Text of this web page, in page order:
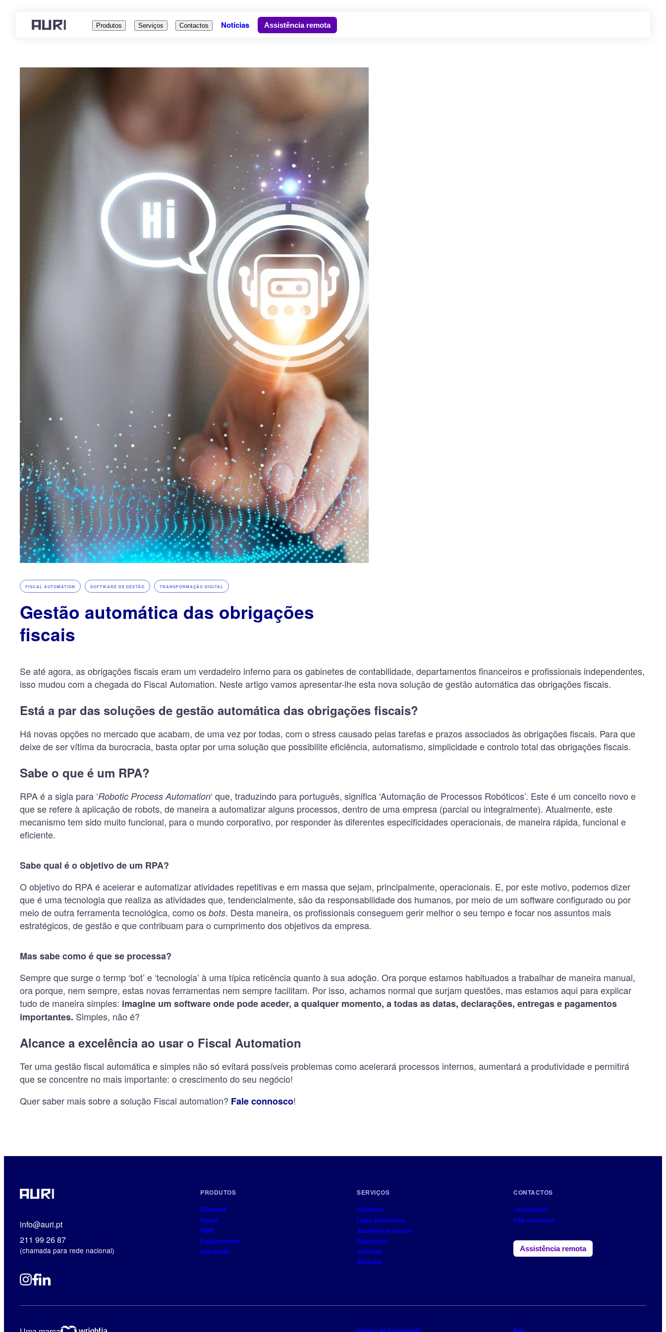
Produtos Serviços Contactos Notícias Assistência remota
FISCAL AUTOMATION , SOFTWARE DE GESTÃO , TRANSFORMAÇÃO DIGITAL
Gestão automática das obrigações
fiscais
Se até agora, as obrigações fiscais eram um verdadeiro inferno para os gabinetes de contabilidade, departamentos financeiros e profissionais independentes,
isso mudou com a chegada do Fiscal Automation. Neste artigo vamos apresentar-lhe esta nova solução de gestão automática das obrigações fiscais.
Está a par das soluções de gestão automática das obrigações fiscais?
Há novas opções no mercado que acabam, de uma vez por todas, com o stress causado pelas tarefas e prazos associados às obrigações fiscais. Para que
deixe de ser vítima da burocracia, basta optar por uma solução que possibilite eficiência, automatismo, simplicidade e controlo total das obrigações fiscais.
Sabe o que é um RPA?
RPA é a sigla para ‘Robotic Process Automation‘ que, traduzindo para português, significa ‘Automação de Processos Robóticos’. Este é um conceito novo e
que se refere à aplicação de robots, de maneira a automatizar alguns processos, dentro de uma empresa (parcial ou integralmente). Atualmente, este
mecanismo tem sido muito funcional, para o mundo corporativo, por responder às diferentes especificidades operacionais, de maneira rápida, funcional e
eficiente.
Sabe qual é o objetivo de um RPA?
O objetivo do RPA é acelerar e automatizar atividades repetitivas e em massa que sejam, principalmente, operacionais. E, por este motivo, podemos dizer
que é uma tecnologia que realiza as atividades que, tendencialmente, são da responsabilidade dos humanos, por meio de um software configurado ou por
meio de outra ferramenta tecnológica, como os bots. Desta maneira, os profissionais conseguem gerir melhor o seu tempo e focar nos assuntos mais
estratégicos, de gestão e que contribuam para o cumprimento dos objetivos da empresa.
Mas sabe como é que se processa?
Sempre que surge o termp ‘bot’ e ‘tecnologia’ à uma típica reticência quanto à sua adoção. Ora porque estamos habituados a trabalhar de maneira manual,
ora porque, nem sempre, estas novas ferramentas nem sempre facilitam. Por isso, achamos normal que surjam questões, mas estamos aqui para explicar
tudo de maneira simples: imagine um software onde pode aceder, a qualquer momento, a todas as datas, declarações, entregas e pagamentos
importantes. Simples, não é?
Alcance a excelência ao usar o Fiscal Automation
Ter uma gestão fiscal automática e simples não só evitará possíveis problemas como acelerará processos internos, aumentará a produtividade e permitirá
que se concentre no mais importante: o crescimento do seu negócio!
Quer saber mais sobre a solução Fiscal automation? Fale connosco!
info@auri.pt
211 99 26 87
(chamada para rede nacional)
PRODUTOS
Eticadata
Stylus
PMR
Equipamentos
Impressão
SERVIÇOS
Websites
Lojas eletrónicas
Assistência técnica
Segurança
Antivírus
Backups
CONTACTOS
Localização
Fale connosco
Assistência remota
Política de Privacidade RAL